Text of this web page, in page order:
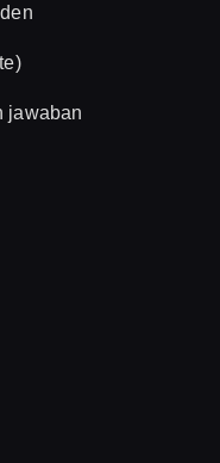
jawaban